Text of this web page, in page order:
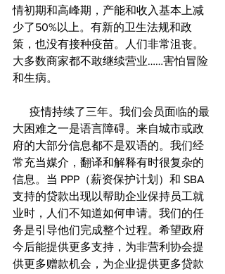
情初期和高峰期，产能和收入基本上减
少了50%以上。有新的卫生法规和政
策，也没有接种疫苗。人们非常沮丧。
大多数商家都不敢继续营业……害怕冒险
和生病。
疫情持续了三年。我们会员面临的最
大困难之一是语言障碍。来自城市或政
府的大部分信息都不是双语的。我们经
常充当媒介，翻译和解释有时很复杂的
信息。当 PPP（薪资保护计划）和 SBA
支持的贷款出现以帮助企业保持员工就
业时，人们不知道如何申请。我们的任
务是引导他们完成整个过程。希望政府
今后能提供更多支持，为非营利协会提
供更多赠款机会，为企业提供更多贷款